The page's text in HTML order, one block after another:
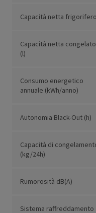
Capacità netta
Capacità netta
(l)
Consumo energetico
annuale (kWh/anno)
Autonomia Black-Out (h)
Capacità di
(kg/24h)
Rumorosità dB(A)
Sistema raffreddamento